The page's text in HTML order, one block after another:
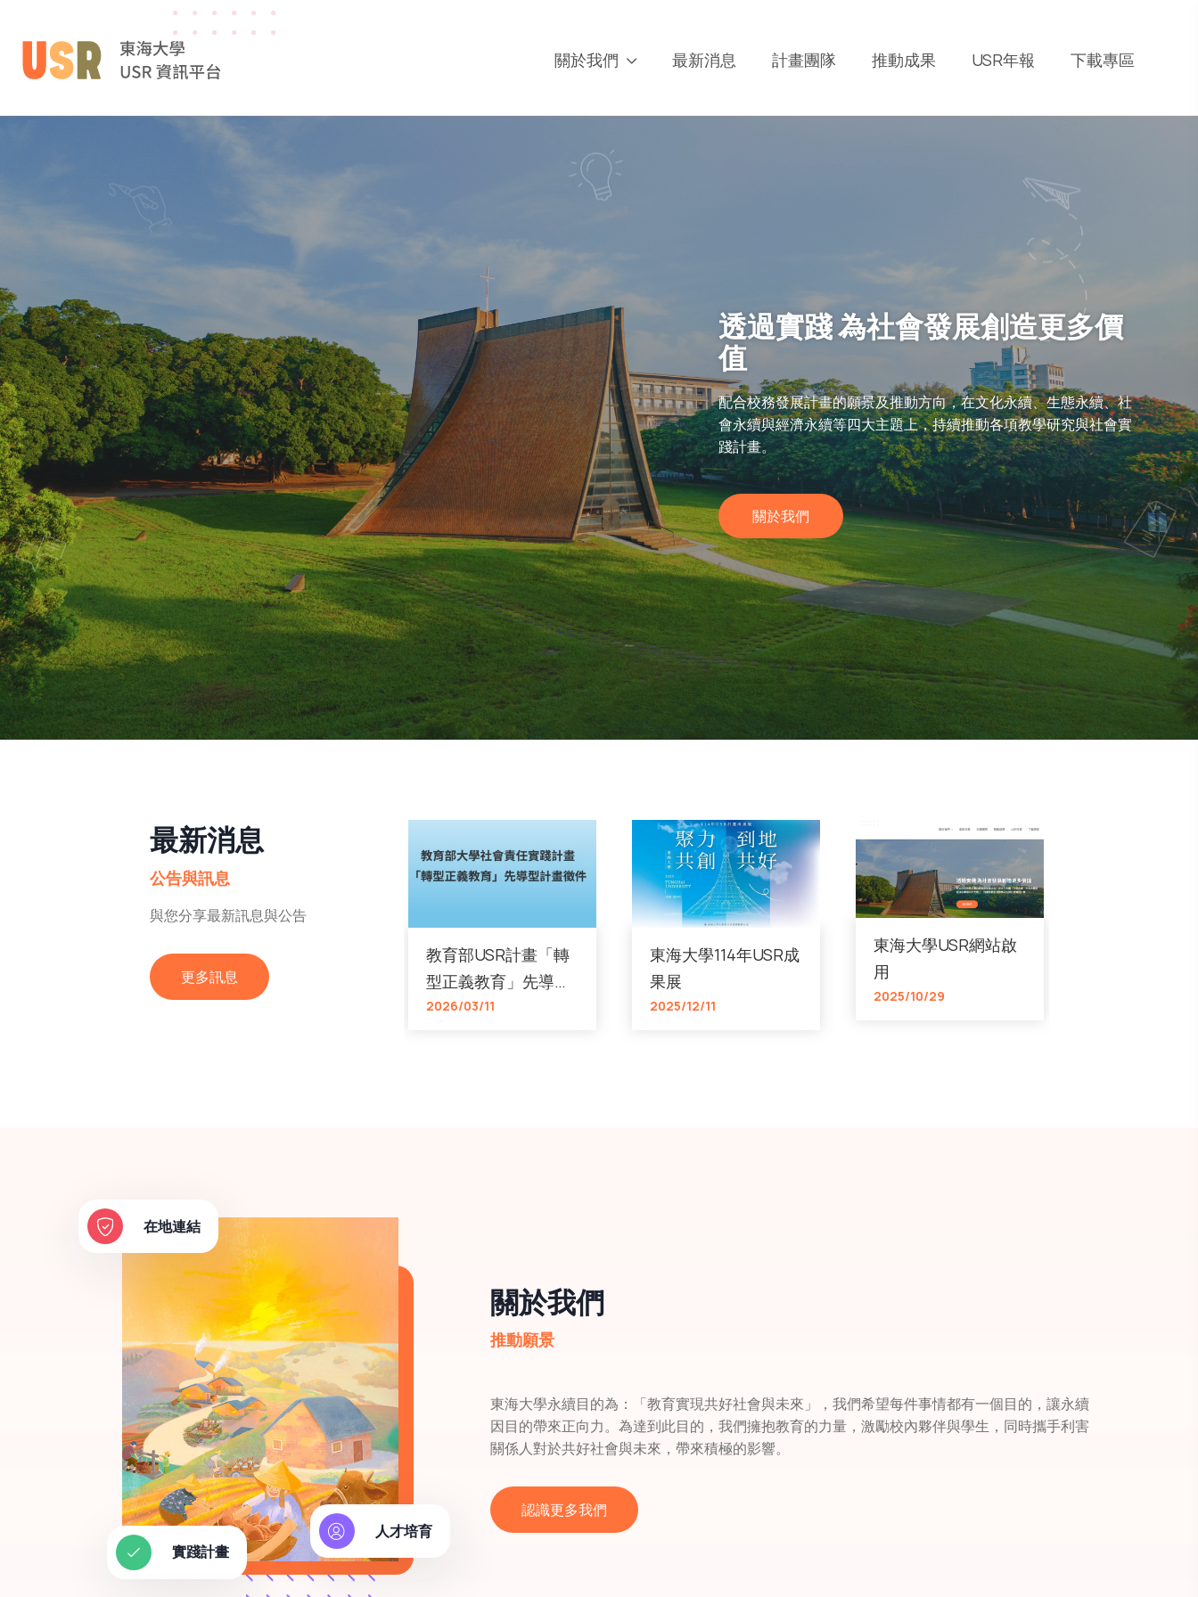
關於我們 最新消息 計畫團隊 推動成果 USR年報 下載專區
透過實踐 為社會發展創造更多價
值
配合校務發展計畫的願景及推動方向，在文化永續、生態永續、社
會永續與經濟永續等四大主題上，持續推動各項教學研究與社會實
踐計畫。
關於我們
最新消息
公告與訊息
與您分享最新訊息與公告
更多訊息
教育部USR計畫「轉
型正義教育」先導型
計畫徵件
2026/03/11
東海大學114年USR成
果展
2025/12/11
東海大學USR網站啟
用
2025/10/29
在地連結
人才培育
實踐計畫
關於我們
推動願景
東海大學永續目的為：「教育實現共好社會與未來」，我們希望每件事情都有一個目的，讓永續
因目的帶來正向力。為達到此目的，我們擁抱教育的力量，激勵校內夥伴與學生，同時攜手利害
關係人對於共好社會與未來，帶來積極的影響。
認識更多我們